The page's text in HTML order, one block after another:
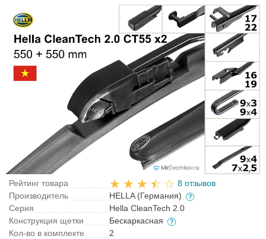
Рейтинг товара
8 отзывов
Производитель
HELLA (Германия)
Серия
Hella CleanTech 2.0
Конструкция щетки
Бескаркасная
Кол-во в комплекте
2